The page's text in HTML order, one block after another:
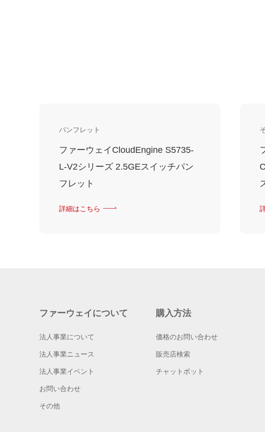
パンフレット
ファーウェイCloudEngine S5735-
L-V2シリーズ 2.5GEスイッチパン
フレット
詳細はこちら
ファーウェイについて
法人事業について
法人事業ニュース
法人事業イベント
お問い合わせ
その他
購入方法
価格のお問い合わせ
販売店検索
チャットボット